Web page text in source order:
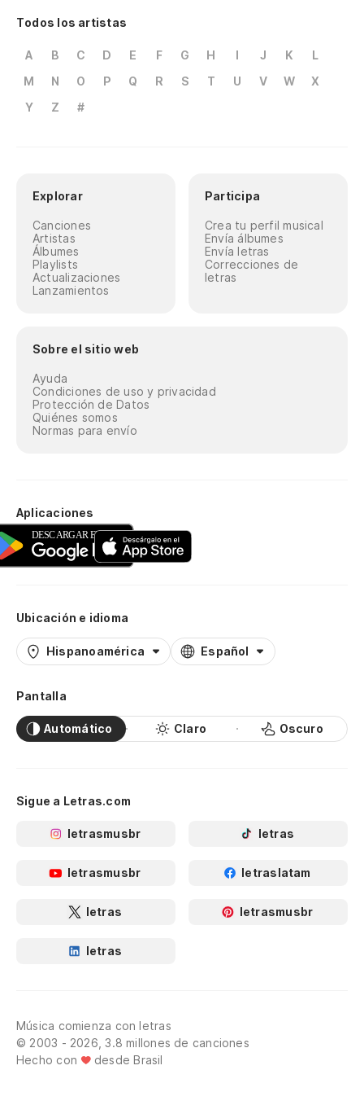
Todos los artistas
A B C D E F G H I J K
L
M
N O P Q R S T U V W
X
Y
Z #
Explorar
Canciones
Artistas
Álbumes
Playlists
Actualizaciones
Lanzamientos
Participa
Crea tu perfil musical
Envía álbumes
Envía letras
Correcciones de
letras
Sobre el sitio web
Ayuda
Condiciones de uso y privacidad
Protección de Datos
Quiénes somos
Normas para envío
Aplicaciones
Ubicación e idioma
Hispanoamérica Español
Pantalla
Automático Claro Oscuro
Sigue a Letras.com
letrasmusbr letras
letrasmusbr letraslatam
letras letrasmusbr
letras
Música comienza con letras
© 2003 - 2026, 3.8 millones de canciones
Hecho con
desde Brasil